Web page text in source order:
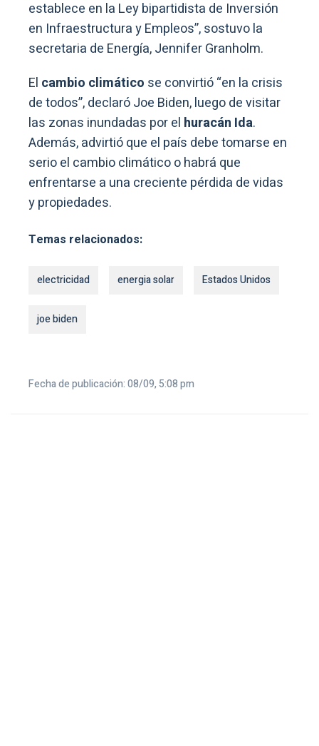
establece en la Ley bipartidista de Inversión
en Infraestructura y Empleos”, sostuvo la
secretaria de Energía, Jennifer Granholm.
El cambio climático se convirtió “en la crisis
de todos”, declaró Joe Biden, luego de visitar
las zonas inundadas por el huracán Ida.
Además, advirtió que el país debe tomarse en
serio el cambio climático o habrá que
enfrentarse a una creciente pérdida de vidas
y propiedades.
Temas relacionados:
electricidad energia solar Estados Unidos
joe biden
Fecha de publicación: 08/09, 5:08 pm